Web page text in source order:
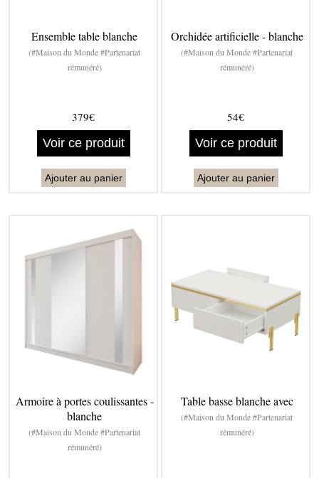
Ensemble table blanche
(#Maison du Monde #Partenariat
rémunéré)
379€
Voir ce produit
Ajouter au panier
Orchidée artificielle - blanche
(#Maison du Monde #Partenariat
rémunéré)
54€
Voir ce produit
Ajouter au panier
Armoire à portes coulissantes -
blanche
(#Maison du Monde #Partenariat
rémunéré)
Table basse blanche avec
(#Maison du Monde #Partenariat
rémunéré)